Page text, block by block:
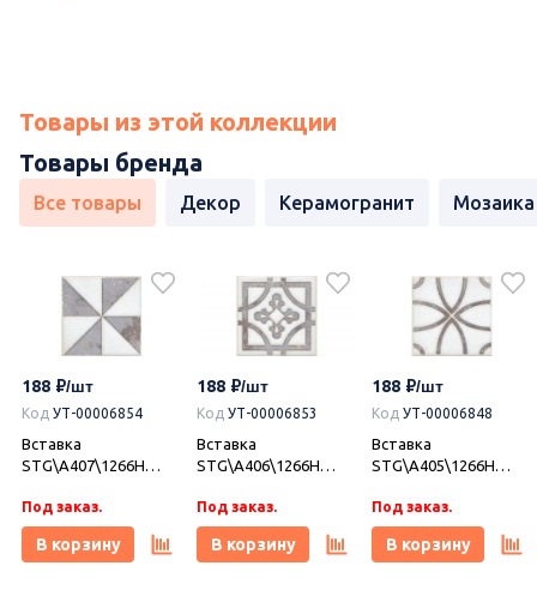
Товары из этой коллекции
Товары бренда
Все товары Декор Керамогранит Мозаика
188
Код УТ-00006854
Вставка
STG\A407\1266H
коричневый
9,8x9,8x0,7, Kerama
Marazzi (Керама
Под заказ.
В корзину
188
Код УТ-00006853
Вставка
STG\A406\1266H
коричневый
9,8x9,8x0,7, Kerama
Marazzi (Керама
Под заказ.
В корзину
188
Код УТ-00006848
Вставка
STG\A405\1266H
коричневый
9,8x9,8x0,7, Kerama
Marazzi (Керама
Под заказ.
В корзину